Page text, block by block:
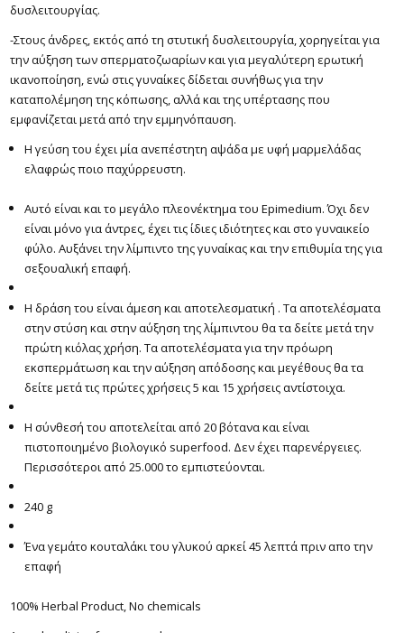
δυσλειτουργίας.
-Στους άνδρες, εκτός από τη στυτική δυσλειτουργία, χορηγείται για
την αύξηση των σπερματοζωαρίων και για μεγαλύτερη ερωτική
ικανοποίηση, ενώ στις γυναίκες δίδεται συνήθως για την
καταπολέμηση της κόπωσης, αλλά και της υπέρτασης που
εμφανίζεται μετά από την εμμηνόπαυση.
Η γεύση του έχει μία ανεπέστητη αψάδα με υφή μαρμελάδας
ελαφρώς ποιο παχύρρευστη.
Αυτό είναι και το μεγάλο πλεονέκτημα του Epimedium. Όχι δεν
είναι μόνο για άντρες, έχει τις ίδιες ιδιότητες και στο γυναικείο
φύλο. Αυξάνει την λίμπιντο της γυναίκας και την επιθυμία της για
σεξουαλική επαφή.
Η δράση του είναι άμεση και αποτελεσματική . Τα αποτελέσματα
στην στύση και στην αύξηση της λίμπιντου θα τα δείτε μετά την
πρώτη κιόλας χρήση. Τα αποτελέσματα για την πρόωρη
εκσπερμάτωση και την αύξηση απόδοσης και μεγέθους θα τα
δείτε μετά τις πρώτες χρήσεις 5 και 15 χρήσεις αντίστοιχα.
Η σύνθεσή του αποτελείται από 20 βότανα και είναι
πιστοποιημένο βιολογικό superfood. Δεν έχει παρενέργειες.
Περισσότεροι από 25.000 το εμπιστεύονται.
240 g
Ένα γεμάτο κουταλάκι του γλυκού αρκεί 45 λεπτά πριν απο την
επαφή
100% Herbal Product, No chemicals